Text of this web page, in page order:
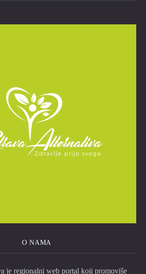
O NAMA
je regionalni web portal koji promoviše